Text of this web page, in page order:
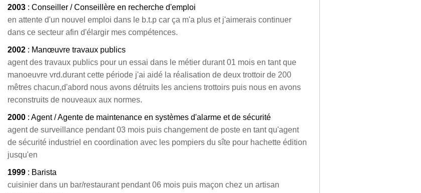
2003 : Conseiller / Conseillère en recherche d'emploi
en attente d'un nouvel emploi dans le b.t.p car ça m'a plus et j'aimerais continuer
dans ce secteur afin d'élargir mes compétences.
2002 : Manœuvre travaux publics
agent des travaux publics pour un essai dans le métier durant 01 mois en tant que
manoeuvre vrd.durant cette période j'ai aidé la réalisation de deux trottoir de 200
mêtres chacun,d'abord nous avons détruits les anciens trottoirs puis nous en avons
reconstruits de nouveaux aux normes.
2000 : Agent / Agente de maintenance en systèmes d'alarme et de sécurité
agent de surveillance pendant 03 mois puis changement de poste en tant qu'agent
de sécurité industriel en coordination avec les pompiers du sîte pour hachette édition
jusqu'en
1999 : Barista
cuisinier dans un bar/restaurant pendant 06 mois puis maçon chez un artisan